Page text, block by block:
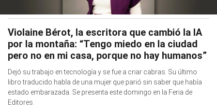
Violaine Bérot, la escritora que cambió la IA
por la montaña: “Tengo miedo en la ciudad
pero no en mi casa, porque no hay humanos”
Dejó su trabajo en tecnología y se fue a criar cabras. Su último
libro traducido habla de una mujer que parió sin saber que había
estado embarazada. Se presenta este domingo en la Feria de
Editores.